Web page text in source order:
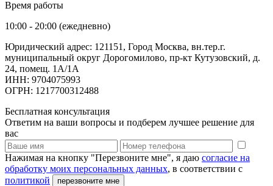
Время работы
10:00 - 20:00 (ежедневно)
Юридический адрес: 121151, Город Москва, вн.тер.г.
муниципальный округ Дорогомилово, пр-кт Кутузовский, д.
24, помещ. 1А/1А
ИНН: 9704075993
ОГРН: 1217700312488
Бесплатная консультация
Ответим на ваши вопросы и подберем лучшее решение для
вас
Нажимая на кнопку "Перезвоните мне", я даю согласие на
обработку моих персональных данных, в соответствии с
политикой
перезвоните мне